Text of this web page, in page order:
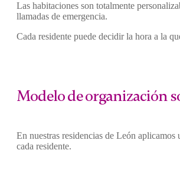
Las habitaciones son totalmente
llamadas de emergencia.
Cada residente puede decidir la hora a la
Modelo de organización
En nuestras residencias de León
cada residente.